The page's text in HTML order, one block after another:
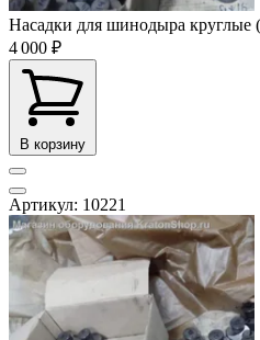
Насадки для шинодыра круглые
4 000 ₽
В корзину
Артикул: 10221